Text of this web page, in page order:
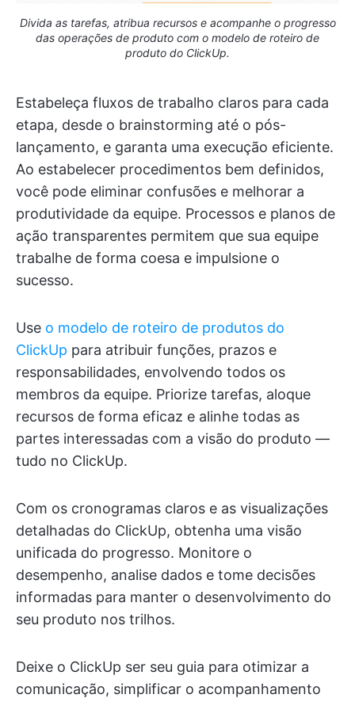
Divida as tarefas, atribua recursos e acompanhe o progresso
das operações de produto com o modelo de roteiro de
produto do ClickUp.
Estabeleça fluxos de trabalho claros para cada
etapa, desde o brainstorming até o pós-
lançamento, e garanta uma execução eficiente.
Ao estabelecer procedimentos bem definidos,
você pode eliminar confusões e melhorar a
produtividade da equipe. Processos e planos de
ação transparentes permitem que sua equipe
trabalhe de forma coesa e impulsione o
sucesso.
Use o modelo de roteiro de produtos do
ClickUp para atribuir funções, prazos e
responsabilidades, envolvendo todos os
membros da equipe. Priorize tarefas, aloque
recursos de forma eficaz e alinhe todas as
partes interessadas com a visão do produto —
tudo no ClickUp.
Com os cronogramas claros e as visualizações
detalhadas do ClickUp, obtenha uma visão
unificada do progresso. Monitore o
desempenho, analise dados e tome decisões
informadas para manter o desenvolvimento do
seu produto nos trilhos.
Deixe o ClickUp ser seu guia para otimizar a
comunicação, simplificar o acompanhamento